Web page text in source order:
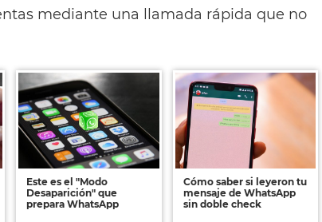
mediante una llamada rápida que no
Este es el "Modo
Desaparición" que
prepara WhatsApp
Cómo saber si leyeron tu
mensaje de WhatsApp
sin doble check